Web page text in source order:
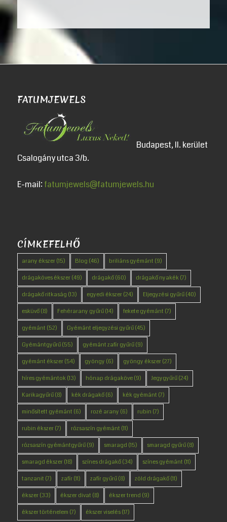
FATUMJEWELS
Budapest, II. kerület
Csalogány utca 3/b.
E-mail: fatumjewels@fatumjewels.hu
CÍMKEFELHŐ
arany ékszer(15) Blog (46) briliáns gyémánt (9)
drágaköves ékszer(49) drágakő(60) drágakő nyakék(7)
drágakő ritkaság (13) egyedi ékszer(24) Eljegyzési gyűrű(40)
esküvő(8) Fehérarany gyűrű(14) fekete gyémánt (7)
gyémánt (52) Gyémánt eljegyzési gyűrű(45)
Gyémántgyűrű(55) gyémánt zafír gyűrű(9)
gyémánt ékszer(54) gyöngy (6) gyöngy ékszer(27)
híres gyémántok(13) hónap drágaköve(9) Jegygyűrű(24)
Karikagyűrű(8) kék drágakő(6) kék gyémánt (7)
minősített gyémánt (6) rozé arany (6) rubin (7)
rubin ékszer(7) rózsaszín gyémánt (11)
rózsaszín gyémántgyűrű(9) smaragd (15) smaragd gyűrű(8)
smaragd ékszer(18) színes drágakő(34) színes gyémánt (11)
tanzanit (7) zafír(11) zafír gyűrű(8) zöld drágakő(11)
ékszer(33) ékszer divat (8) ékszer trend (9)
ékszer történelem (7) ékszer viselés(17)